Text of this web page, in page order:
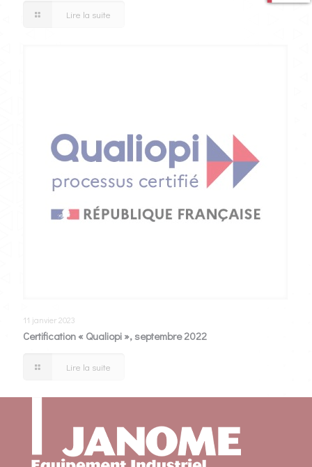
Lire la suite
11 janvier 2023
Certification « Qualiopi », septembre 2022
Lire la suite